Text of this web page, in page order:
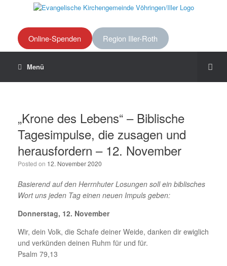
Online-Spenden Region Iller-Roth
Menü
„Krone des Lebens“ – Biblische
Tagesimpulse, die zusagen und
herausfordern – 12. November
Posted on 12. November 2020
Basierend auf den Herrnhuter Losungen soll ein biblisches
Wort uns jeden Tag einen neuen Impuls geben:
Donnerstag, 12. November
Wir, dein Volk, die Schafe deiner Weide, danken dir ewiglich
und verkünden deinen Ruhm für und für.
Psalm 79,13